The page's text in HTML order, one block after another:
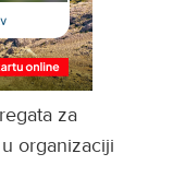
za
organizaciji